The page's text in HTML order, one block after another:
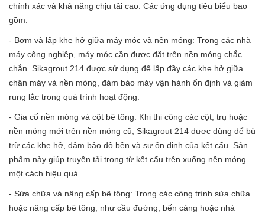
chính xác và khả năng chịu tải cao. Các ứng dụng tiêu biểu bao
gồm:
- Bơm và lấp khe hở giữa máy móc và nền móng: Trong các nhà
máy công nghiệp, máy móc cần được đặt trên nền móng chắc
chắn. Sikagrout 214 được sử dụng để lấp đầy các khe hở giữa
chân máy và nền móng, đảm bảo máy vận hành ổn định và giảm
rung lắc trong quá trình hoạt động.
- Gia cố nền móng và cột bê tông: Khi thi công các cột, trụ hoặc
nền móng mới trên nền móng cũ, Sikagrout 214 được dùng để bù
trừ các khe hở, đảm bảo độ bền và sự ổn định của kết cấu. Sản
phẩm này giúp truyền tải trọng từ kết cấu trên xuống nền móng
một cách hiệu quả.
- Sửa chữa và nâng cấp bê tông: Trong các công trình sửa chữa
hoặc nâng cấp bê tông, như cầu đường, bến cảng hoặc nhà